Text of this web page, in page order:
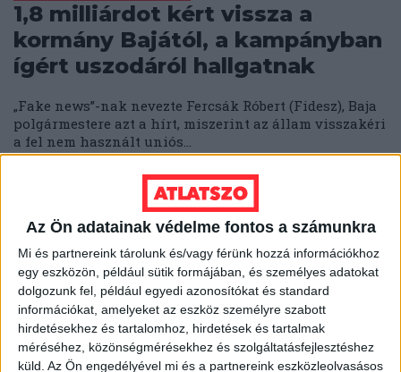
Az Ön adatainak védelme fontos a számunkra
Mi és partnereink tárolunk és/vagy férünk hozzá információkhoz
egy eszközön, például sütik formájában, és személyes adatokat
dolgozunk fel, például egyedi azonosítókat és standard
információkat, amelyeket az eszköz személyre szabott
hirdetésekhez és tartalomhoz, hirdetések és tartalmak
méréséhez, közönségmérésekhez és szolgáltatásfejlesztéshez
küld. Az Ön engedélyével mi és a partnereink eszközleolvasásos
1,8 milliárdot kért vissza a
kormány Bajától, a kampányban
ígért uszodáról hallgatnak
„Fake news”-nak nevezte Fercsák Róbert (Fidesz), Baja
polgármestere azt a hírt, miszerint az állam visszakéri
a fel nem használt uniós...
2018. október 18.
Még a közterület-felügyelet
vezetője is beleállt a Fideszes
képviselőjelölt kampányába
Még a közterület-felügyelet vezetője is beleállt a
Fideszes képviselőjelölt kampányába Szombathelyen.
De így is elmaradt a siker. Pedig a fideszes...